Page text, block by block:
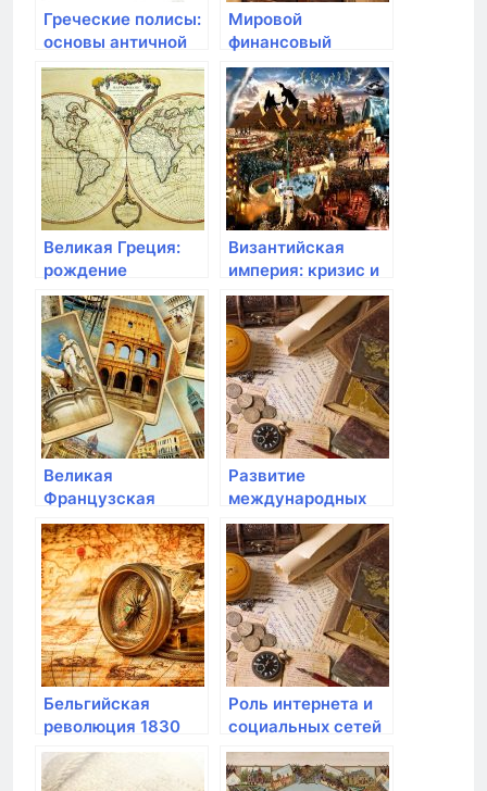
Греческие полисы:
основы античной
демократии
Мировой
финансовый
кризис и его
последствия
Великая Греция:
рождение
демократии и
олимпийские игры
Византийская
империя: кризис и
падение Византии
Великая
Французская
революция и ее
историческое
значение
Развитие
международных
организаций и их
роль в
современных
эпохах
Бельгийская
революция 1830
года:
освобождение от
Роль интернета и
социальных сетей
в современном
обществе